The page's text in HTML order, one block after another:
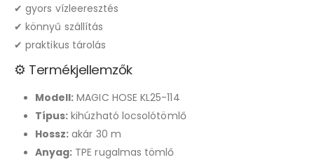
✔ gyors vízleeresztés
✔ könnyű szállítás
✔ praktikus tárolás
⚙️ Termékjellemzők
Modell: MAGIC HOSE KL25-114
Típus: kihúzható locsolótömlő
Hossz: akár 30 m
Anyag: TPE rugalmas tömlő